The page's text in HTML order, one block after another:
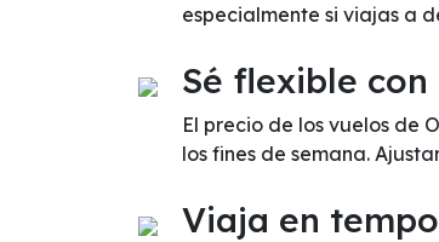
especialmente si viajas a
Sé flexible con
El precio de los vuelos de
los fines de semana.
Viaja en